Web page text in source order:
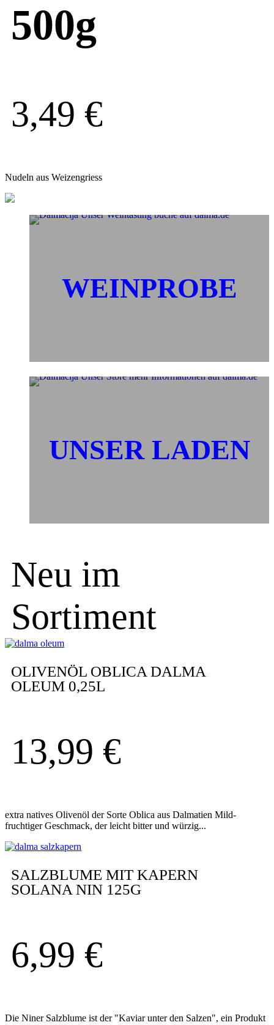
500g
3,49 €
Nudeln aus Weizengriess
WEINPROBE
UNSER LADEN
Neu im
Sortiment
OLIVENÖL OBLICA DALMA
OLEUM 0,25L
13,99 €
extra natives Olivenöl der Sorte Oblica aus Dalmatien Mild-
fruchtiger Geschmack, der leicht bitter und würzig...
SALZBLUME MIT KAPERN
SOLANA NIN 125G
6,99 €
Die Niner Salzblume ist der "Kaviar unter den Salzen", ein Produkt